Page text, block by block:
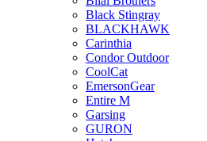
Black Stingray
BLACKHAWK
Carinthia
Condor Outdoor
CoolCat
EmersonGear
Entire M
Garsing
GURON